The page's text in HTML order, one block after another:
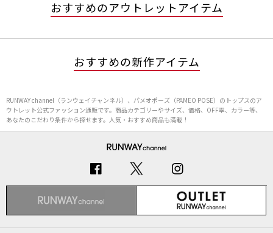
おすすめのアウトレットアイテム
おすすめの新作アイテム
RUNWAY channel（ランウェイチャンネル）、パメオポーズ（PAMEO POSE）のトップスのア
ウトレット公式ファッション通販です。商品カテゴリーやサイズ、価格、OFF率、カラー等、
あなたのこだわり条件から探せます。人気・おすすめ商品も満載！